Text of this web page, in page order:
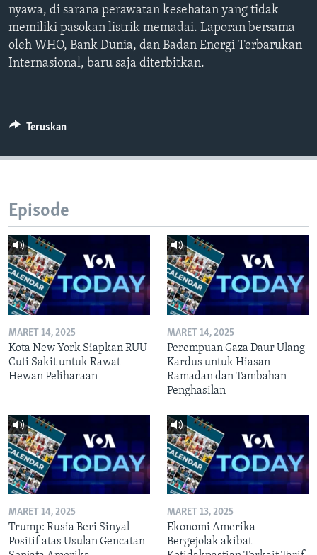
nyawa, di sarana perawatan kesehatan yang tidak
memiliki pasokan listrik memadai. Laporan bersama
oleh WHO, Bank Dunia, dan Badan Energi Terbarukan
Internasional, baru saja diterbitkan.
Teruskan
Episode
MARET 14, 2025
Kota New York Siapkan RUU
Cuti Sakit untuk Rawat
Hewan Peliharaan
MARET 14, 2025
Perempuan Gaza Daur Ulang
Kardus untuk Hiasan
Ramadan dan Tambahan
Penghasilan
MARET 14, 2025
Trump: Rusia Beri Sinyal
Positif atas Usulan Gencatan
MARET 13, 2025
Ekonomi Amerika
Bergejolak akibat